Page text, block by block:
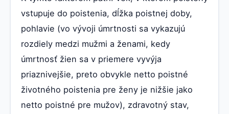
vstupuje do poistenia, dĺžka poistnej doby,
pohlavie (vo vývoji úmrtnosti sa vykazujú
rozdiely medzi mužmi a ženami, kedy
úmrtnosť žien sa v priemere vyvýja
priaznivejšie, preto obvykle netto poistné
životného poistenia pre ženy je nižšie jako
netto poistné pre mužov), zdravotný stav,